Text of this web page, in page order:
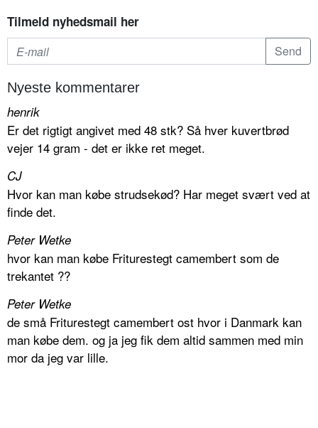
Tilmeld nyhedsmail her
Nyeste kommentarer
henrik
Er det rigtigt angivet med 48 stk? Så hver kuvertbrød
vejer 14 gram - det er ikke ret meget.
CJ
Hvor kan man købe strudsekød? Har meget svært ved at
finde det.
Peter Wetke
hvor kan man købe Friturestegt camembert som de
trekantet ??
Peter Wetke
de små Friturestegt camembert ost hvor i Danmark kan
man købe dem. og ja jeg fik dem altid sammen med min
mor da jeg var lille.